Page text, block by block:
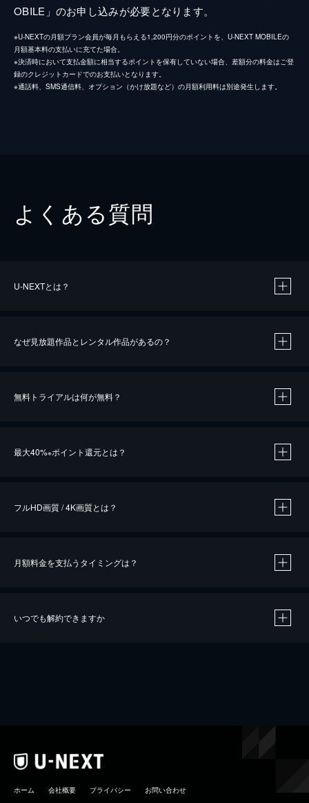
OBILE」のお申し込みが必要となります。
※U-NEXTの月額プラン会員が毎月もらえる1,200円分のポイントを、U-NEXT MOBILEの
月額基本料の支払いに充てた場合。
※決済時において支払金額に相当するポイントを保有していない場合、差額分の料金はご登
録のクレジットカードでのお支払いとなります。
※通話料、SMS通信料、オプション（かけ放題など）の月額利用料は別途発生します。
よくある質問
U-NEXTとは？
なぜ見放題作品とレンタル作品があるの？
無料トライアルは何が無料？
最大40%※ポイント還元とは？
※40％ポイント還元の対象は、クレジットカード決済による作品の購入 / レンタルです。
iOSアプリのUコイン決済による作品の購入 / レンタルは、20％のポイント還元です。
フルHD画質 / 4K画質とは？
月額料金を支払うタイミングは？
いつでも解約できますか
ホーム 会社概要 プライバシー お問い合わせ